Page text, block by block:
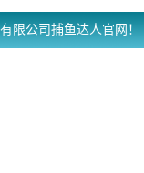
限公司捕鱼达人官网！